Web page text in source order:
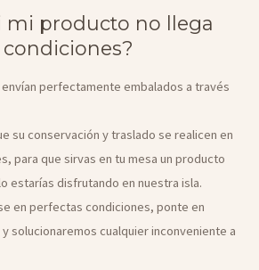
mi producto no llega
perfectamente embalados a través
su conservación y traslado se realicen en
para que sirvas en tu mesa un producto
estarías disfrutando en nuestra isla.
en perfectas condiciones, ponte en
solucionaremos cualquier inconveniente a